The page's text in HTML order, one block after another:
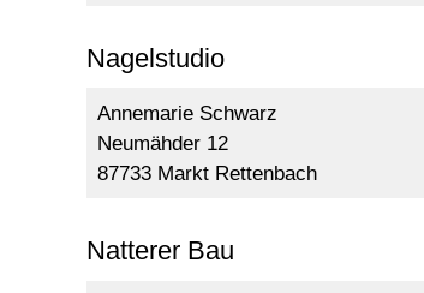
Nagelstudio
Annemarie Schwarz
Neumähder 12
87733 Markt Rettenbach
Natterer Bau